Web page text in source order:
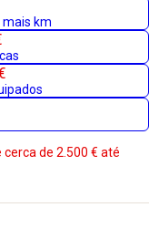
km
cerca de 2.500 € até